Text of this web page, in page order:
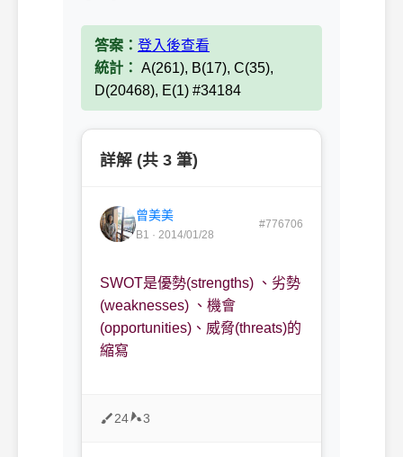
答案： 登入後查看
統計： A(261), B(17), C(35),
D(20468), E(1) #34184
詳解 (共 3 筆)
曾美美
B1 · 2014/01/28
#776706
SWOT是優勢(strengths) 、劣勢
(weaknesses) 、機會
(opportunities) 、威脅(threats)的
縮寫
24 3